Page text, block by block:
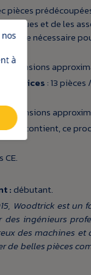
pièces
et de les
le nécessaire
Dimensions
d'épices : 13
Dimensions
qu'il contient, ce
: débutant.
Woodtrick est un
ingénieurs
des machines
belles pièces
à